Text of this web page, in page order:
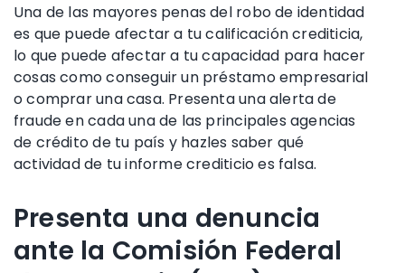
Una de las mayores penas del robo de identidad
es que puede afectar a tucalificación crediticia,
lo que puede afectar a tu capacidad para hacer
cosas como conseguir un préstamo empresarial
o comprar una casa. Presenta unaalerta de
fraudeen cada una de las principales agencias
de créditode tu país y hazles saber qué
actividad de tuinforme crediticioes falsa.
Presenta una denuncia
ante la Comisión Federal